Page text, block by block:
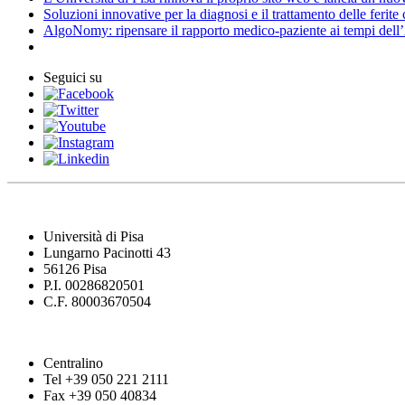
Soluzioni innovative per la diagnosi e il trattamento delle ferite
AlgoNomy: ripensare il rapporto medico-paziente ai tempi
Seguici su
Università di Pisa
Lungarno Pacinotti 43
56126 Pisa
P.I. 00286820501
C.F. 80003670504
Centralino
Tel +39 050 221 2111
Fax +39 050 40834